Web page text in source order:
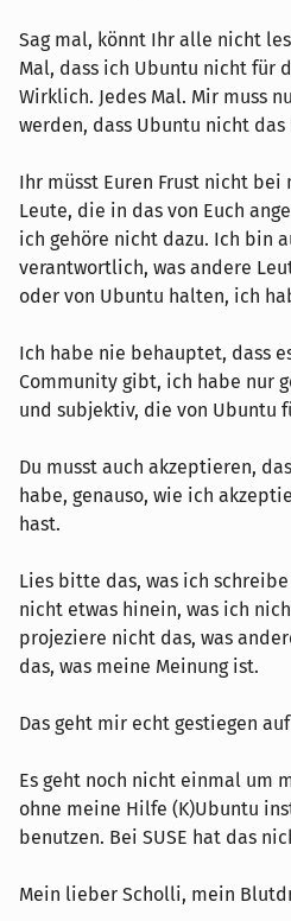
Sag mal, könnt Ihr alle nicht
Mal, dass ich Ubuntu nicht für
Wirklich. Jedes Mal. Mir muss
werden, dass Ubuntu nicht
Ihr müsst Euren Frust nicht
Leute, die in das von Euch
ich gehöre nicht dazu. Ich bin
verantwortlich, was andere
oder von Ubuntu halten, ich
Ich habe nie behauptet, dass
Community gibt, ich habe nur
und subjektiv, die von Ubuntu
Du musst auch akzeptieren,
habe, genauso, wie ich
hast.
Lies bitte das, was ich
nicht etwas hinein, was ich
projeziere nicht das, was
das, was meine Meinung ist.
Das geht mir echt gestiegen
Es geht noch nicht einmal um
ohne meine Hilfe (K)Ubuntu
benutzen. Bei SUSE hat das
Mein lieber Scholli, mein